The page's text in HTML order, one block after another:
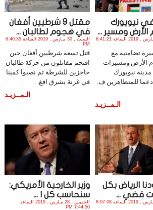
نيويورك
ومسير ...
السبت , 30 مـارس , 2019 الساعة 6:41:21
تضامنية مع
الأرض ومسيرات
مدينة نيويورك
دعما للمتظاهرين ف.
الـمــزيـد
مقتل 9 شرطيين أفغان
في هجوم لطالبان ...
السبت , 30 مـارس , 2019 الساعة 6:40:35
PM
قتل تسعة شرطيين أفغان حين
اقتحم مقاتلون من حركة طالبان
حاجزين للشرطة ثم نصبوا كمينا
في غزنة بشرق افغ. .
الـمــزيـد
الرياض بكل
قضي ...
الجمعة , 29 مـارس , 2019 الساعة 8:07:08
وزير الخارجية الأمريكي:
سنحاسب كل ا ...
الخميس , 28 مـارس , 2019 الساعة
7:44:50 PM